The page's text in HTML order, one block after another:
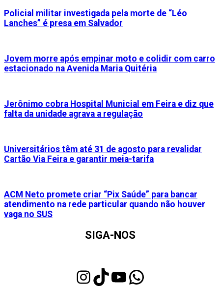
Policial militar investigada pela morte de “Léo
Lanches” é presa em Salvador
Jovem morre após empinar moto e colidir com carro
estacionado na Avenida Maria Quitéria
Jerônimo cobra Hospital Municial em Feira e diz que
falta da unidade agrava a regulação
Universitários têm até 31 de agosto para revalidar
Cartão Via Feira e garantir meia-tarifa
ACM Neto promete criar “Pix Saúde” para bancar
atendimento na rede particular quando não houver
vaga no SUS
SIGA-NOS
Instagram TikTok Youtube WhatsApp